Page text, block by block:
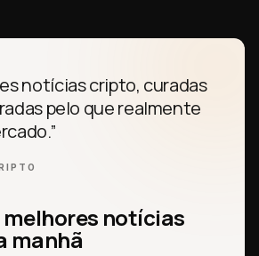
notícias cripto, curadas
pelo que realmente
melhores notícias
manhã